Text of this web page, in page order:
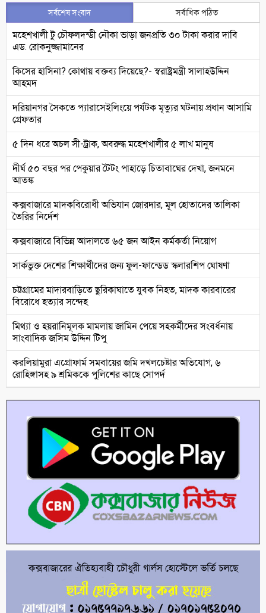
সর্বশেষ সংবাদ সর্বাধিক পঠিত
মহেশখালী টু চৌফলদন্ডী নৌকা ভাড়া জনপ্রতি ৩০ টাকা করার দাবি
এড. রোকনুজ্জামানের
কিসের হাসিনা? কোথায় বক্তব্য দিয়েছে?- স্বরাষ্ট্রমন্ত্রী সালাহউদ্দিন
আহমদ
দরিয়ানগর সৈকতে প্যারাসেইলিংয়ে পর্যটক মৃত্যুর ঘটনায় প্রধান আসামি
গ্রেফতার
৫ দিন ধরে অচল সী-ট্রাক, অবরুদ্ধ মহেশখালীর ৫ লাখ মানুষ
দীর্ঘ ৫০ বছর পর পেকুয়ার টৈটং পাহাড়ে চিতাবাঘের দেখা, জনমনে
আতঙ্ক
কক্সবাজারে মাদকবিরোধী অভিযান জোরদার, মূল হোতাদের তালিকা
তৈরির নির্দেশ
কক্সবাজারে বিভিন্ন আদালতে ৬৫ জন আইন কর্মকর্তা নিয়োগ
সার্কভুক্ত দেশের শিক্ষার্থীদের জন্য ফুল-ফান্ডেড স্কলারশিপ ঘোষণা
চট্টগ্রামের মাদারবাড়িতে ছুরিকাঘাতে যুবক নিহত, মাদক কারবারের
বিরোধে হত্যার সন্দেহ
মিথ্যা ও হয়রানিমূলক মামলায় জামিন পেয়ে সহকর্মীদের সংবর্ধনায়
সাংবাদিক জসিম উদ্দিন টিপু
করলিয়ামুরা এগ্রোফার্ম সমবায়ের জমি দখলচেষ্টার অভিযোগ, ৬
রোহিঙ্গাসহ ৯ শ্রমিককে পুলিশের কাছে সোপর্দ